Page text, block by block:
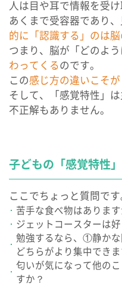
人は目や耳で情報を受
あくまで受容器であり
的に「認識する」のは
つまり、脳が「どのよ
わってくるのです。
この感じ方の違いこそが
そして、「感覚特性」
不正解もありません。
子どもの「感覚特性
ここでちょっと質問です
苦手な食べ物はあります
ジェットコースターは
勉強するなら、①静か
どちらがより集中でき
匂いが気になって他の
すか？